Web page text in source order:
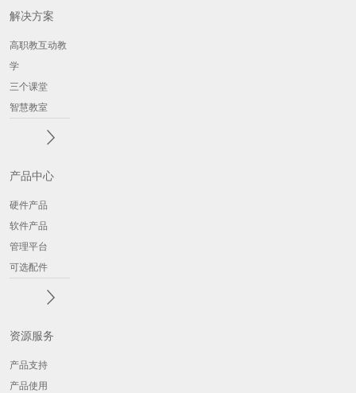
解决方案
高职教互动教
学
三个课堂
智慧教室
产品中心
硬件产品
软件产品
管理平台
可选配件
资源服务
产品支持
产品使用